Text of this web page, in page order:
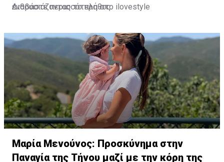
ενθουσιάζοντας το πλήθος.
Διαβάστε περισσότερα στο ilovestyle
Μαρία Μενούνος: Προσκύνημα στην
Παναγία της Τήνου μαζί με την κόρη της